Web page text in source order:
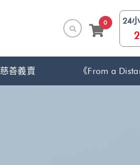
0 24
慈善義賣 《From a